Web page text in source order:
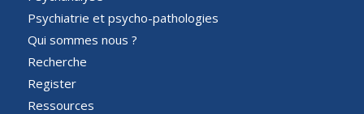
Psychiatrie et psycho-pathologies
Qui sommes nous ?
Recherche
Register
Ressources